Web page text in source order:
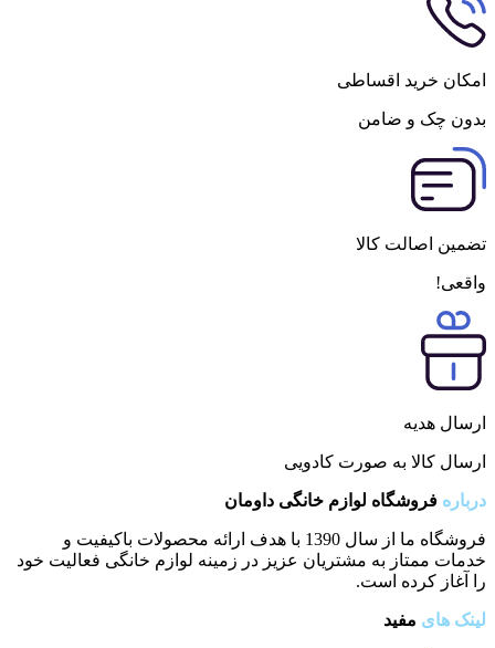
امکان خرید اقساطی
بدون چک و ضامن
تضمین اصالت کالا
واقعی!
ارسال هدیه
ارسال کالا به صورت کادویی
درباره فروشگاه لوازم خانگی داومان
فروشگاه ما از سال 1390 با هدف ارائه محصولات باکیفیت و
خدمات ممتاز به مشتریان عزیز در زمینه لوازم خانگی فعالیت خود
را آغاز کرده است.
لینک های مفید